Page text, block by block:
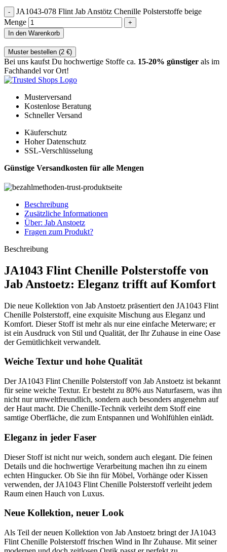
JA1043-078 Flint Jab Anstötz Chenille Polsterstoffe beige
Menge
In den Warenkorb
Muster bestellen (2 €)
Bei uns kaufst Du hochwertige Stoffe ca. 15-20% günstiger als im
Fachhandel vor Ort!
Musterversand
Kostenlose Beratung
Schneller Versand
Käuferschutz
Hoher Datenschutz
SSL-Verschlüsselung
Günstige Versandkosten für alle Mengen
Beschreibung
Zusätzliche Informationen
Über: Jab Anstoetz
Fragen zum Produkt?
Beschreibung
JA1043 Flint Chenille Polsterstoffe von
Jab Anstoetz: Eleganz trifft auf Komfort
Die neue Kollektion von Jab Anstoetz präsentiert den JA1043 Flint
Chenille Polsterstoff, eine exquisite Mischung aus Eleganz und
Komfort. Dieser Stoff ist mehr als nur eine einfache Meterware; er
ist ein Ausdruck von Stil und Qualität, der Ihr Zuhause in eine Oase
der Gemütlichkeit verwandelt.
Weiche Textur und hohe Qualität
Der JA1043 Flint Chenille Polsterstoff von Jab Anstoetz ist bekannt
für seine weiche Textur. Er besteht zu 80% aus Naturfasern, was ihn
nicht nur umweltfreundlich, sondern auch besonders angenehm auf
der Haut macht. Die Chenille-Technik verleiht dem Stoff eine
samtige Oberfläche, die zum Entspannen und Wohlfühlen einlädt.
Eleganz in jeder Faser
Dieser Stoff ist nicht nur weich, sondern auch elegant. Die feinen
Details und die hochwertige Verarbeitung machen ihn zu einem
echten Hingucker. Ob Sie ihn für Möbel, Vorhänge oder Kissen
verwenden, der JA1043 Flint Chenille Polsterstoff verleiht jedem
Raum einen Hauch von Luxus.
Neue Kollektion, neuer Look
Als Teil der neuen Kollektion von Jab Anstoetz bringt der JA1043
Flint Chenille Polsterstoff frischen Wind in Ihr Zuhause. Mit seiner